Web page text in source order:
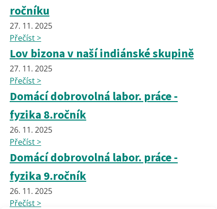
ročníku
27. 11. 2025
Přečíst >
Lov bizona v naší indiánské skupině
27. 11. 2025
Přečíst >
Domácí dobrovolná labor. práce -
fyzika 8.ročník
26. 11. 2025
Přečíst >
Domácí dobrovolná labor. práce -
fyzika 9.ročník
26. 11. 2025
Přečíst >